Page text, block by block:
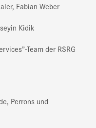
Fabian Weber
Kidik
Team der RSRG
Perrons und